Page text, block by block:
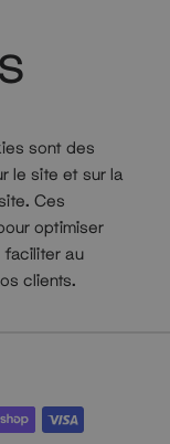
sont des
le site et sur la
Ces
optimiser
au
clients.